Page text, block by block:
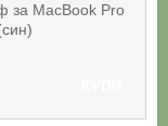
за MacBook Pro